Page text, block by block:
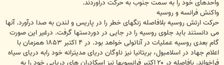
واحدهاى خود را به سمت جنوب به حركت درآوردند.
واكنش فرانسه و روسيه
حركت ارتش روسيه بلافاصله زنگهاى خطر را در پاريس و لندن به صدا درآورد. آنها
مى دانستند بايد جلوى روسيه را در جايى در دوردستها گرفت. درغير اين صورت
گام بعدى روسيه عمليات در آناتولى خواهد بود. در ۴ اكتبر ۱۸۵۳ همزمان با
اعلام جهاد در اسلامبول، بريتانيا نيز ناوگان درياى مديترانه خود رابه درياى سياه
فراخواند. بافاصله در ۲۰ اكتبر فرانسويها نيز اسكادران هاى دريايى خود را به